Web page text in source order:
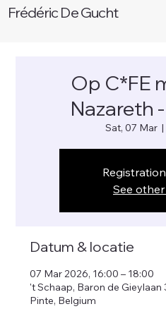
Frédéric De Gucht
Op C*FE
Nazareth
Sat, 07 Mar
  |
See
Datum & locatie
07 Mar 2026, 16:00 – 18:00
't Schaap, Baron de
Pinte, Belgium